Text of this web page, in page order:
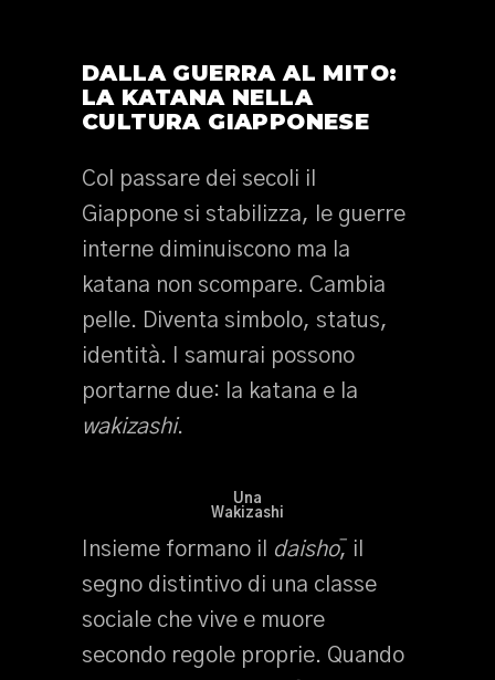
DALLA GUERRA AL MITO:
LA KATANA NELLA
CULTURA GIAPPONESE
Col passare dei secoli il
Giappone si stabilizza, le guerre
interne diminuiscono ma la
katana non scompare. Cambia
pelle. Diventa simbolo, status,
identità. I samurai possono
portarne due: la katana e la
wakizashi.
Una
Wakizashi
Insieme formano il daishō, il
segno distintivo di una classe
sociale che vive e muore
secondo regole proprie. Quando